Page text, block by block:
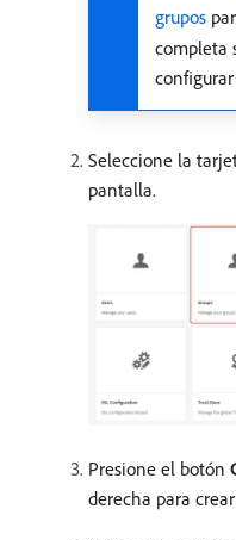
grupos
completa
configurar
Seleccione la
pantalla.
Presione el botón
derecha para